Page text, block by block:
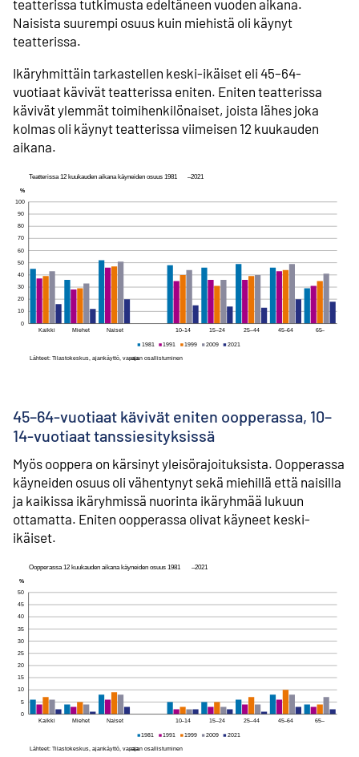
teatterissa tutkimusta edeltäneen vuoden aikana.
Naisista suurempi osuus kuin miehistä oli käynyt
teatterissa.
Ikäryhmittäin tarkastellen keski-ikäiset eli 45–64-
vuotiaat kävivät teatterissa eniten. Eniten teatterissa
kävivät ylemmät toimihenkilönaiset, joista lähes joka
kolmas oli käynyt teatterissa viimeisen 12 kuukauden
aikana.
45–64-vuotiaat kävivät eniten oopperassa, 10–
14-vuotiaat tanssiesityksissä
Myös ooppera on kärsinyt yleisörajoituksista. Oopperassa
käyneiden osuus oli vähentynyt sekä miehillä että naisilla
ja kaikissa ikäryhmissä nuorinta ikäryhmää lukuun
ottamatta. Eniten oopperassa olivat käyneet keski-
ikäiset.